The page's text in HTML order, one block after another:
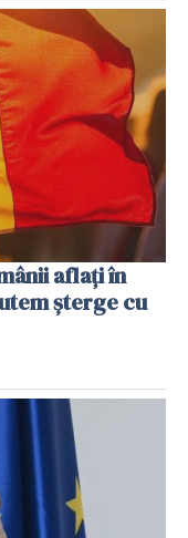
aflați în
șterge cu